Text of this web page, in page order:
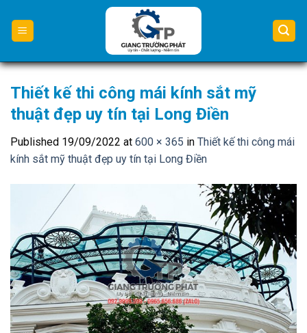
content
Thiết kế thi công mái kính sắt mỹ
thuật đẹp uy tín tại Long Điền
Published 19/09/2022 at 600 × 365 in Thiết kế thi công mái
kính sắt mỹ thuật đẹp uy tín tại Long Điền